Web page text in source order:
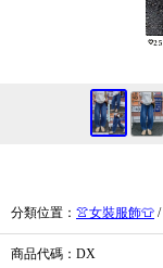
分類位置 ： 👚女裝服飾👕 /
商品代碼 ：DX